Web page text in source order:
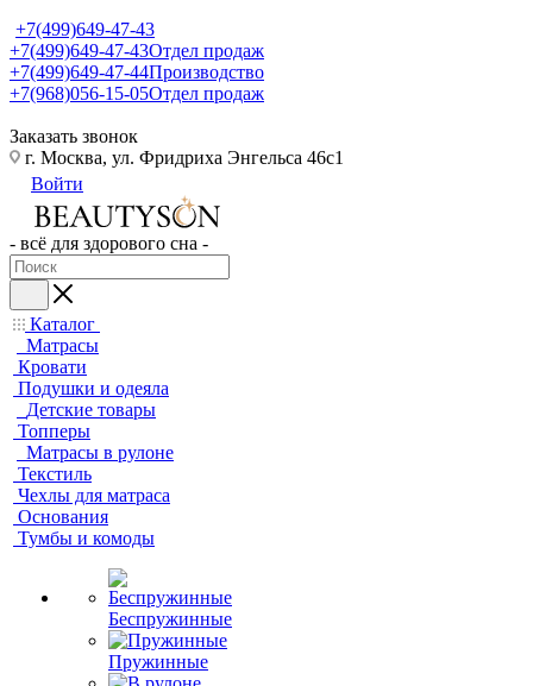
+7(499)649-47-43
+7(499)649-47-43Отдел продаж
+7(499)649-47-44Производство
+7(968)056-15-05Отдел продаж
Заказать звонок
г. Москва, ул. Фридриха Энгельса 46с1
Войти
- всё для здорового сна -
Каталог
Матрасы
Кровати
Подушки и одеяла
Детские товары
Топперы
Матрасы в рулоне
Текстиль
Чехлы для матраса
Основания
Тумбы и комоды
Беспружинные
Пружинные